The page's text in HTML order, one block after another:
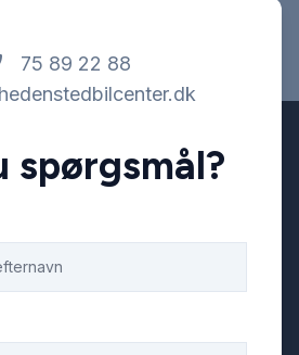
75 89 22 88
spørgsmål?